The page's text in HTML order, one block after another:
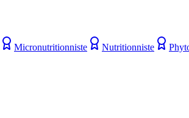
Micronutritionniste Nutritionniste